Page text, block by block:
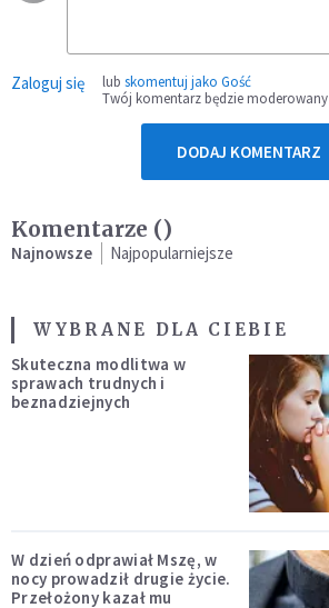
Zaloguj się lub skomentuj jako Gość
Twój komentarz będzie moderowany
DODAJ KOMENTARZ
Komentarze ()
Najnowsze Najpopularniejsze
WYBRANE DLA CIEBIE
Skuteczna modlitwa w
sprawach trudnych i
beznadziejnych
W dzień odprawiał Mszę, w
nocy prowadził drugie życie.
Przełożony kazał mu